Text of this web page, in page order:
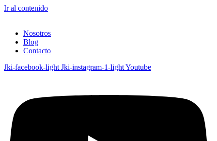
Ir al contenido
Nosotros
Blog
Contacto
Jki-facebook-light Jki-instagram-1-lightYoutube